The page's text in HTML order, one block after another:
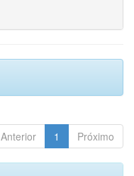
Anterior 1 Próximo